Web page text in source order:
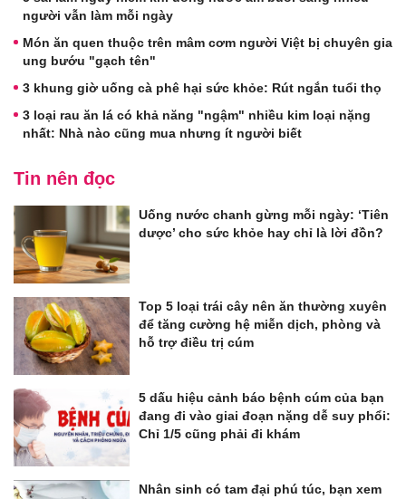
người vẫn làm mỗi ngày
Món ăn quen thuộc trên mâm cơm người Việt bị chuyên gia
ung bướu "gạch tên"
3 khung giờ uống cà phê hại sức khỏe: Rút ngắn tuổi thọ
3 loại rau ăn lá có khả năng "ngậm" nhiều kim loại nặng
nhất: Nhà nào cũng mua nhưng ít người biết
Tin nên đọc
Uống nước chanh gừng mỗi ngày: ‘Tiên
dược’ cho sức khỏe hay chỉ là lời đồn?
Top 5 loại trái cây nên ăn thường xuyên
để tăng cường hệ miễn dịch, phòng và
hỗ trợ điều trị cúm
5 dấu hiệu cảnh báo bệnh cúm của bạn
đang đi vào giai đoạn nặng dễ suy phổi:
Chỉ 1/5 cũng phải đi khám
Nhân sinh có tam đại phú túc, bạn xem